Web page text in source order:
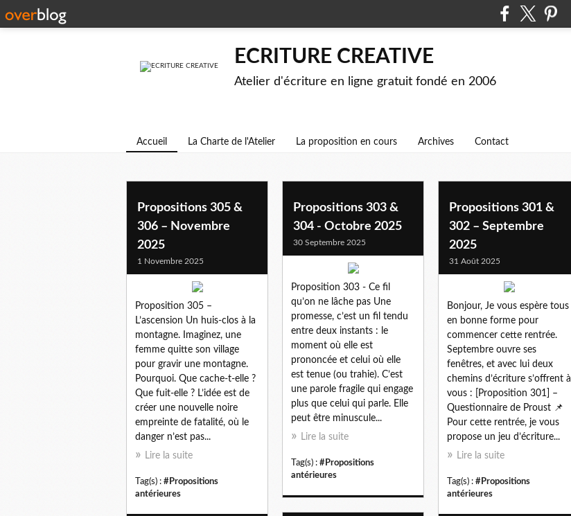
ECRITURE CREATIVE
Atelier d'écriture en ligne gratuit fondé en 2006
Accueil La Charte de l'Atelier La proposition en cours Archives Contact
Propositions 305 &
306 – Novembre
2025
1 Novembre 2025
Proposition 305 –
L’ascension Un huis-clos à la
montagne. Imaginez, une
femme quitte son village
pour gravir une montagne.
Pourquoi. Que cache-t-elle ?
Que fuit-elle ? L’idée est de
créer une nouvelle noire
empreinte de fatalité, où le
danger n’est pas...
Lire la suite
Tag(s) : #Propositions
antérieures
Propositions 303 &
304 - Octobre 2025
30 Septembre 2025
Proposition 303 - Ce fil
qu’on ne lâche pas Une
promesse, c’est un fil tendu
entre deux instants : le
moment où elle est
prononcée et celui où elle
est tenue (ou trahie). C’est
une parole fragile qui engage
plus que celui qui parle. Elle
peut être minuscule...
Lire la suite
Tag(s) : #Propositions
antérieures
Propositions 301 &
302 – Septembre
2025
31 Août 2025
Bonjour, Je vous espère tous
en bonne forme pour
commencer cette rentrée.
Septembre ouvre ses
fenêtres, et avec lui deux
chemins d’écriture s’offrent à
vous : [Proposition 301] –
Questionnaire de Proust 📌
Pour cette rentrée, je vous
propose un jeu d’écriture...
Lire la suite
Tag(s) : #Propositions
antérieures